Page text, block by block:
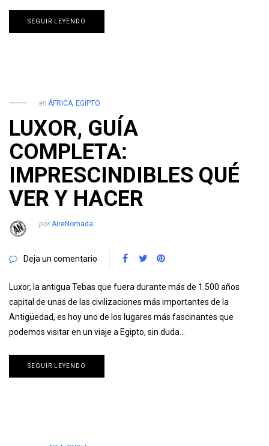
SEGUIR LEYENDO
en ÁFRICA EGIPTO
LUXOR, GUÍA
COMPLETA:
IMPRESCINDIBLES QUÉ
VER Y HACER
por AireNomada
Deja un comentario
Luxor, la antigua Tebas que fuera durante más de 1.500 años
capital de unas de las civilizaciones más importantes de la
Antigüedad, es hoy uno de los lugares más fascinantes que
podemos visitar en un viaje a Egipto, sin duda…
SEGUIR LEYENDO